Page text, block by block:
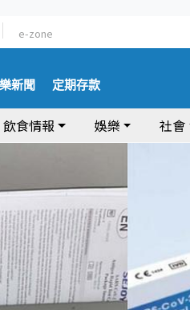
e-zone
新聞 定期存款
飲食情報 娛樂 社會